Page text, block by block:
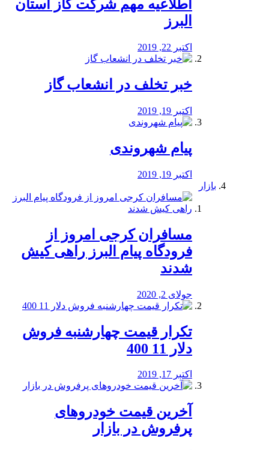
️اطلاعیه مهم شرکت گاز استان
البرز
اکتبر 22, 2019
خبر تخلف در انشعاب گاز
اکتبر 19, 2019
پیام شهروندی
اکتبر 19, 2019
بازار
مسافران کرجی امروز از
فرودگاه پیام البرز راهی کیش
شدند
جولای 2, 2020
تکرار قیمت چهارشنبه فروش
دلار 11 400
اکتبر 17, 2019
آخرین قیمت خودرو‌های
پرفروش در بازار